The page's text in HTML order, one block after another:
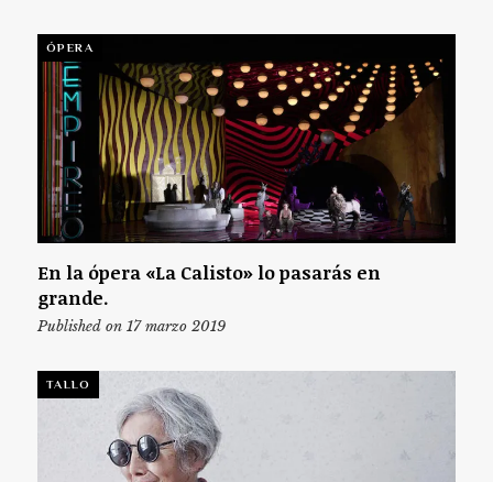
ÓPERA
En la ópera «La Calisto» lo pasarás en
grande.
Published on 17 marzo 2019
TALLO